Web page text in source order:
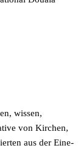
wissen,
von Kirchen,
aus der Eine-